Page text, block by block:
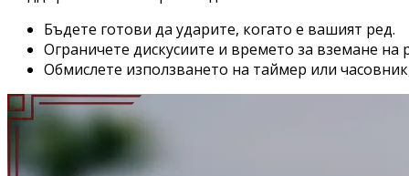
Бъдете готови да ударите, когато е вашият ред.
Ограничете дискусиите и времето за вземане
Обмислете използването на таймер или